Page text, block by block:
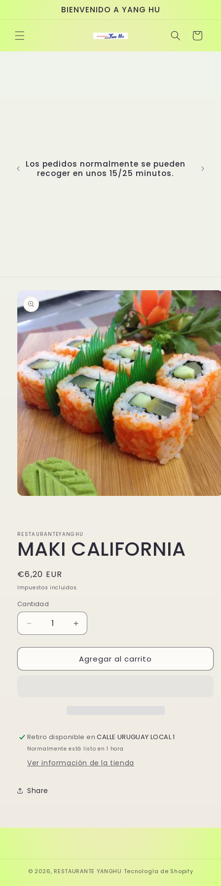
BIENVENIDO A YANG HU
Carrito
Los pedidos normalmente se pueden
recoger en unos 15/25 minutos.
información
del producto
una
ventana
modal
RESTAURANTEYANGHU
MAKI CALIFORNIA
Precio
habitual
€6,20 EUR
Impuestos incluidos.
Cantidad
Reducir
cantidad
para
CALIFORNIA
Aumentar
cantidad
para
MAKI
CALIFORNIA
Agregar al carrito
Retiro disponible enCALLE URUGUAY LOCAL 1
Normalmente está listo en 1 hora
Ver información de la tienda
Share
© 2026, RESTAURANTE YANGHU Tecnología de Shopify